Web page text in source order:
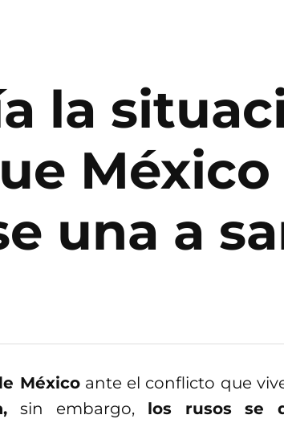
la
una a
Méxicoante el conflicto que
sin embargo, los rusos se